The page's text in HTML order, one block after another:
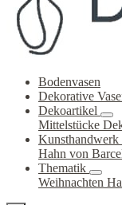
Bodenvasen
Dekorative
Dekoartikel
Mittelstücke
Kunsthandwerk
Hahn von
Thematik
Weihnachten